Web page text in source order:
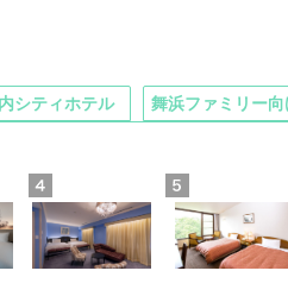
シティホテル 舞浜ファミリー向